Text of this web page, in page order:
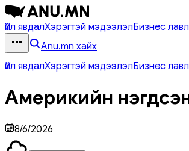
Үйл явдалХэрэгтэй мэдээлэлБизнес
Anu.mn хайх
Үйл явдалХэрэгтэй мэдээлэлБизнес
Америкийн
8/6/2026